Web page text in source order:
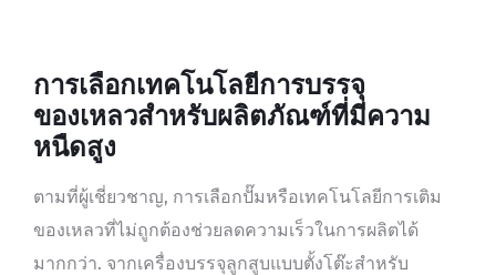
การเลือกเทคโนโลยีการบรรจุ
ของเหลวสำหรับผลิตภัณฑ์ที่มีความ
หนืดสูง
ตามที่ผู้เชี่ยวชาญ, การเลือกปั๊มหรือเทคโนโลยีการเติม
ของเหลวที่ไม่ถูกต้องช่วยลดความเร็วในการผลิตได้
มากกว่า. จากเครื่องบรรจุลูกสูบแบบตั้งโต๊ะสำหรับ